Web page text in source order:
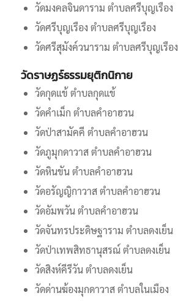
วัดมงคลจินดาราม ตำบลศรีบุญเรือง
วัดศรีบุญเรือง ตำบลศรีบุญเรือง
วัดศรีสุมังค์วนาราม ตำบลศรีบุญเรือง
วัดราษฏร์ธรรมยุติกนิกาย
วัดกุดแข้ ตำบลกุดแข้
วัดคำเม็ก ตำบลคำอาฮวน
วัดป่าสามัคคี ตำบลคำอาฮวน
วัดภูมุกดาวาส ตำบลคำอาฮวน
วัดหินขัน ตำบลคำอาฮวน
วัดอรัญญิกาวาส ตำบลคำอาฮวน
วัดอัมพวัน ตำบลคำอาฮวน
วัดจันทรประดิษฐาราม ตำบลดงเย็น
วัดป่าเทพสิทธานุสรณ์ ตำบลดงเย็น
วัดสิงห์คีรีวัน ตำบลดงเย็น
วัดด่านฆ้องมุกดาวาส ตำบลในเมือง